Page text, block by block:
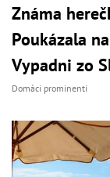
Známa
Poukázala
Vypadni zo
Domáci prominenti